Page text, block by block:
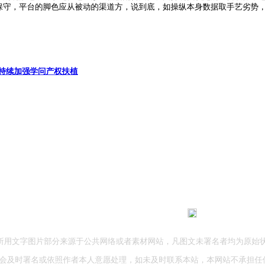
，平台的脚色应从被动的渠道方，说到底，如操纵本身数据取手艺劣势
续加强学问产权扶植
文字图片部分来源于公共网络或者素材网站，凡图文未署名者均为原始
及时署名或依照作者本人意愿处理，如未及时联系本站，本网站不承担任